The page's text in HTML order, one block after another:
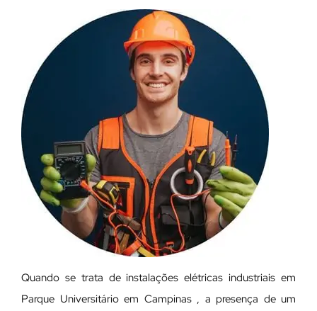
Quando se trata de instalações elétricas industriais em
Parque Universitário em Campinas , a presença de um